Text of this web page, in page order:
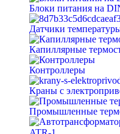
Блоки питания на
Датчики
Капиллярные
Контроллеры
Краны с
Промышленные